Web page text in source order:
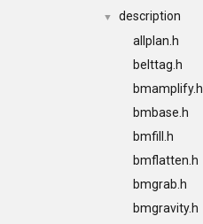
▼
description
allplan.h
belttag.h
bmamplify.h
bmbase.h
bmfill.h
bmflatten.h
bmgrab.h
bmgravity.h